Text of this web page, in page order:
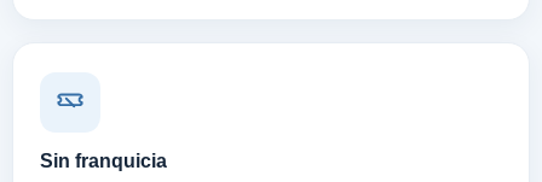
Sin franquicia